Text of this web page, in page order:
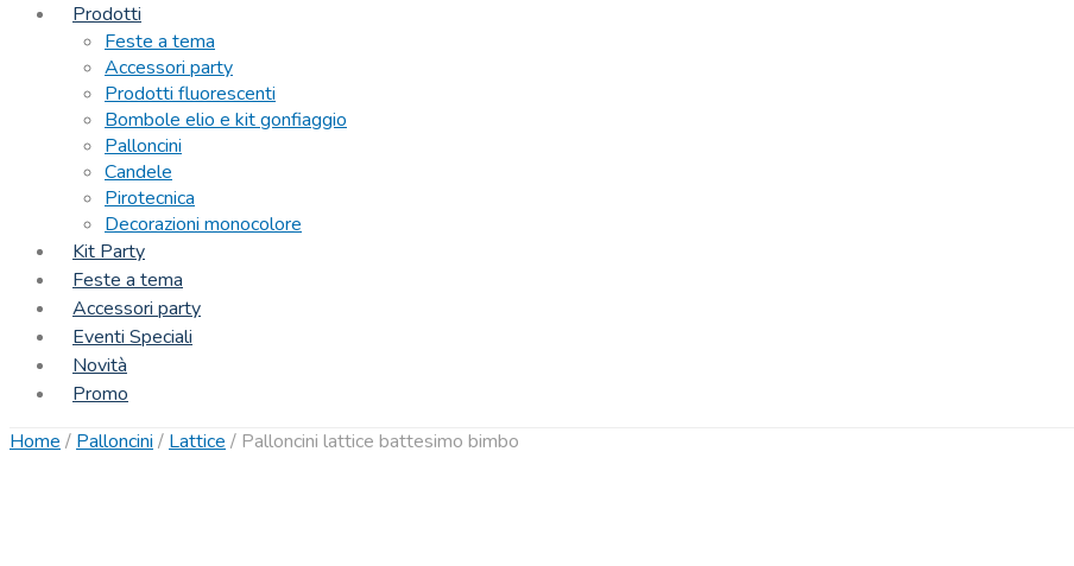
Prodotti
Feste a tema
Accessori party
Prodotti fluorescenti
Bombole elio e kit gonfiaggio
Palloncini
Candele
Pirotecnica
Decorazioni monocolore
Kit Party
Feste a tema
Accessori party
Eventi Speciali
Novità
Promo
Home / Palloncini / Lattice / Palloncini lattice battesimo bimbo